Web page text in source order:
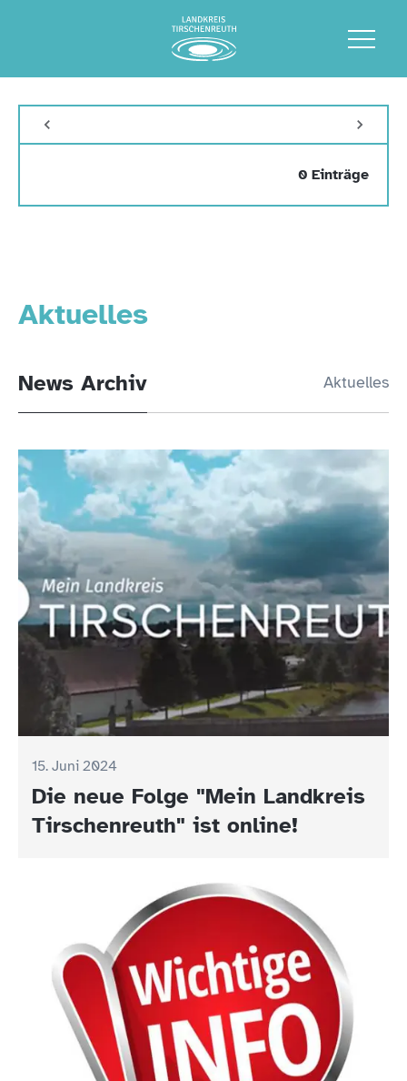
Aktuelles
News Archiv Aktuelles
15. Juni 2024
Die neue Folge "Mein Landkreis
Tirschenreuth" ist online!
0 Einträge